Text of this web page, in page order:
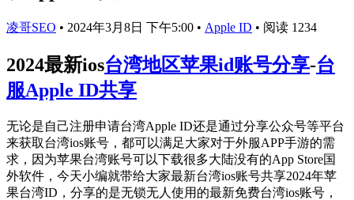
凌哥SEO • 2024年3月8日 下午5:00 • Apple ID • 阅读 1234
2024最新ios台湾地区苹果id账号分享-台
服Apple ID共享
无论是自己注册申请台湾Apple ID还是通过分享公众号等平台
来获取台湾ios账号，都可以满足大家对于外服APP手游的需
求，因为苹果台湾账号可以下载很多大陆没有的App Store国
外软件，今天小编就带给大家最新台湾ios账号共享2024年苹
果台湾ID，分享的是无锁无人使用的最新免费台湾ios账号，